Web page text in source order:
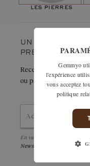
les pierres
UN COUP DE
Recevez
ou partagez-la
En validant, j'accepte la
Newsletter
Gemmyo
l'expérience
vous acceptez
politique